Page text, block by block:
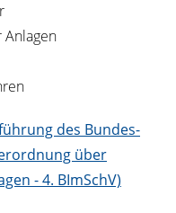
des Bundes-
über
- 4. BImSchV)